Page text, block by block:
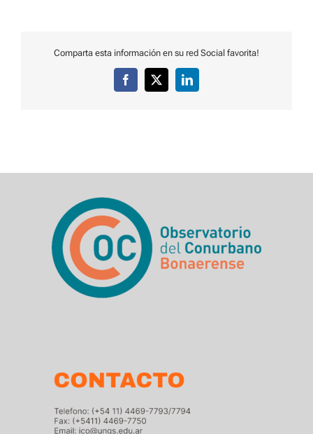
Comparta esta información en su red Social favorita!
Facebook
X LinkedIn